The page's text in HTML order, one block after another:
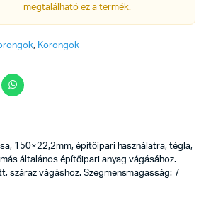
megtalálható ez a termék.
, Korongok
150×22,2mm, építőipari használatra, tégla,
általános építőipari anyag vágásához.
száraz vágáshoz. Szegmensmagasság: 7